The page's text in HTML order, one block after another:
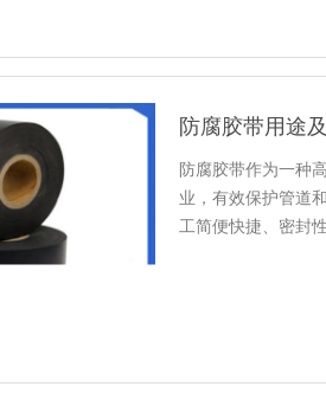
防腐胶带用途
防腐胶带作为一种
业，有效保护管道
工简便快捷、密封